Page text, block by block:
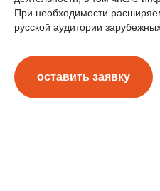
При необходимости
русской аудитории
оставить заявку